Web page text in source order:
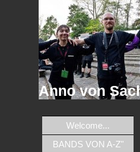
Anno von
Welcome...
BANDS VON A-Z"